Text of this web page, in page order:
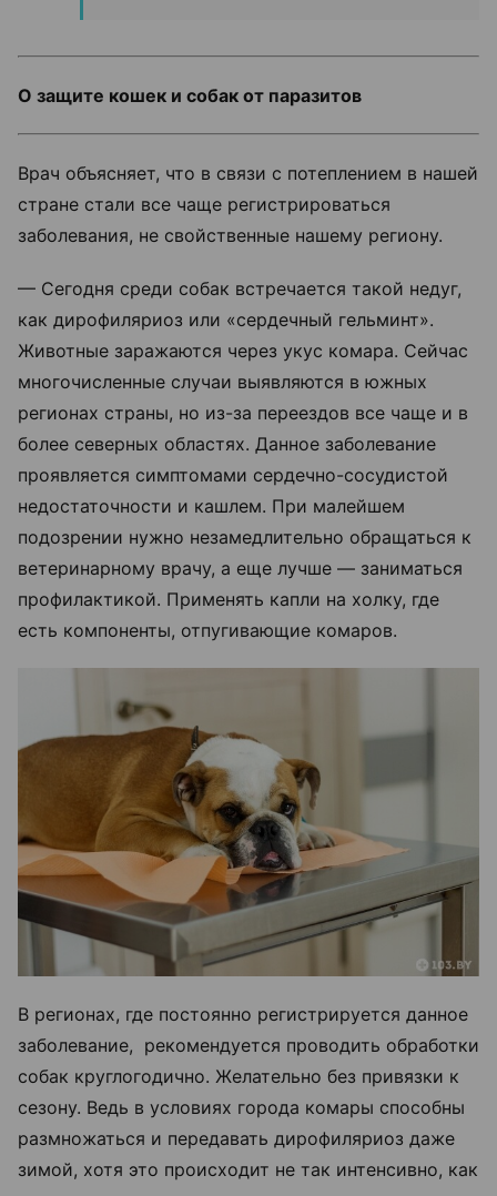
О защите кошек и собак от паразитов
Врач объясняет, что в связи с потеплением в нашей
стране стали все чаще регистрироваться
заболевания, не свойственные нашему региону.
— Сегодня среди собак встречается такой недуг,
как дирофиляриоз или «сердечный гельминт».
Животные заражаются через укус комара. Сейчас
многочисленные случаи выявляются в южных
регионах страны, но из-за переездов все чаще и в
более северных областях. Данное заболевание
проявляется симптомами сердечно-сосудистой
недостаточности и кашлем. При малейшем
подозрении нужно незамедлительно обращаться к
ветеринарному врачу, а еще лучше — заниматься
профилактикой. Применять капли на холку, где
есть компоненты, отпугивающие комаров.
В регионах, где постоянно регистрируется данное
заболевание, рекомендуется проводить обработки
собак круглогодично. Желательно без привязки к
сезону. Ведь в условиях города комары способны
размножаться и передавать дирофиляриоз даже
зимой, хотя это происходит не так интенсивно, как